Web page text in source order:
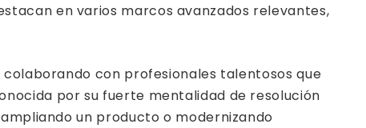
en varios marcos avanzados relevantes,
con profesionales talentosos que
por su fuerte mentalidad de resolución
un producto o modernizando